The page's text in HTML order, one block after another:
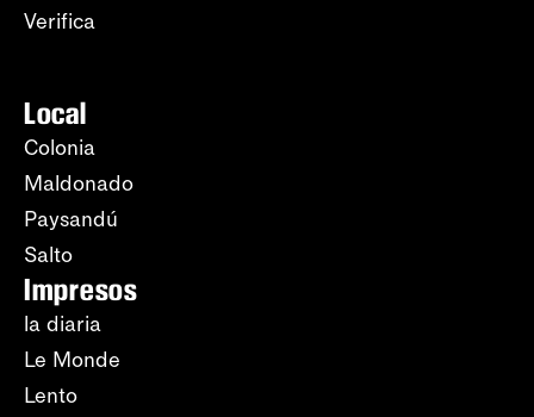
Verifica
Local
Colonia
Maldonado
Paysandú
Salto
Impresos
la diaria
Le Monde
Lento